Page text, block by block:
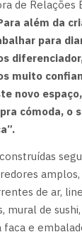
de Relações
além da
para
muito
novo
cómoda, o
de ar,
mural de
e